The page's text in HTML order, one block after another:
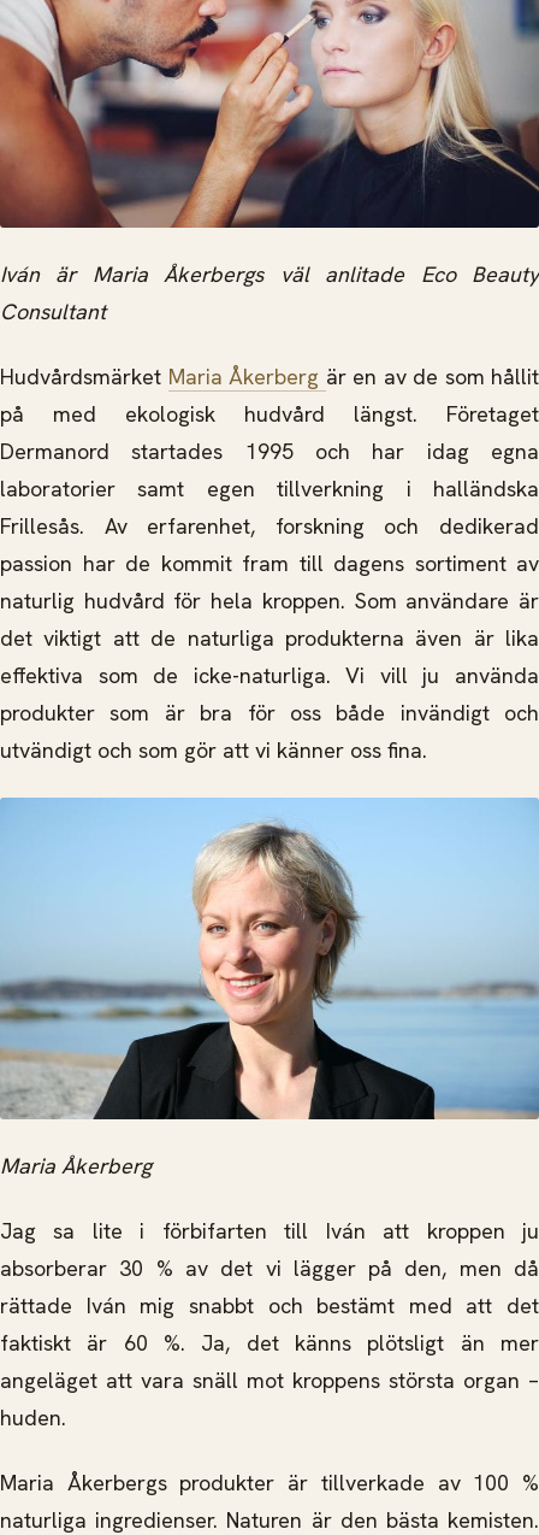
Iván är Maria Åkerbergs väl anlitade Eco Beauty
Consultant
Hudvårdsmärket Maria Åkerberg är en av de som hållit
på med ekologisk hudvård längst. Företaget
Dermanord startades 1995 och har idag egna
laboratorier samt egen tillverkning i halländska
Frillesås. Av erfarenhet, forskning och dedikerad
passion har de kommit fram till dagens sortiment av
naturlig hudvård för hela kroppen. Som användare är
det viktigt att de naturliga produkterna även är lika
effektiva som de icke-naturliga. Vi vill ju använda
produkter som är bra för oss både invändigt och
utvändigt och som gör att vi känner oss fina.
Maria Åkerberg
Jag sa lite i förbifarten till Iván att kroppen ju
absorberar 30 % av det vi lägger på den, men då
rättade Iván mig snabbt och bestämt med att det
faktiskt är 60 %. Ja, det känns plötsligt än mer
angeläget att vara snäll mot kroppens största organ –
huden.
Maria Åkerbergs produkter är tillverkade av 100 %
naturliga ingredienser. Naturen är den bästa kemisten.